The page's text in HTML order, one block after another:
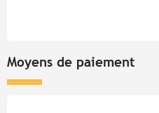
Moyens de paiement